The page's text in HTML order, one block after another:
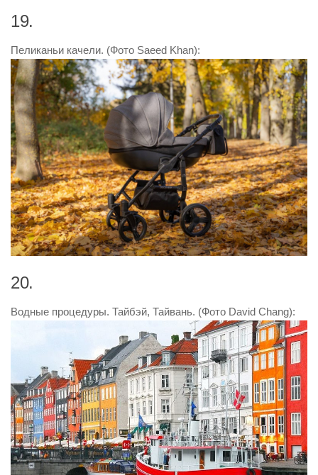
19.
Пеликаньи качели. (Фото Saeed Khan):
20.
Водные процедуры. Тайбэй, Тайвань. (Фото David Chang):